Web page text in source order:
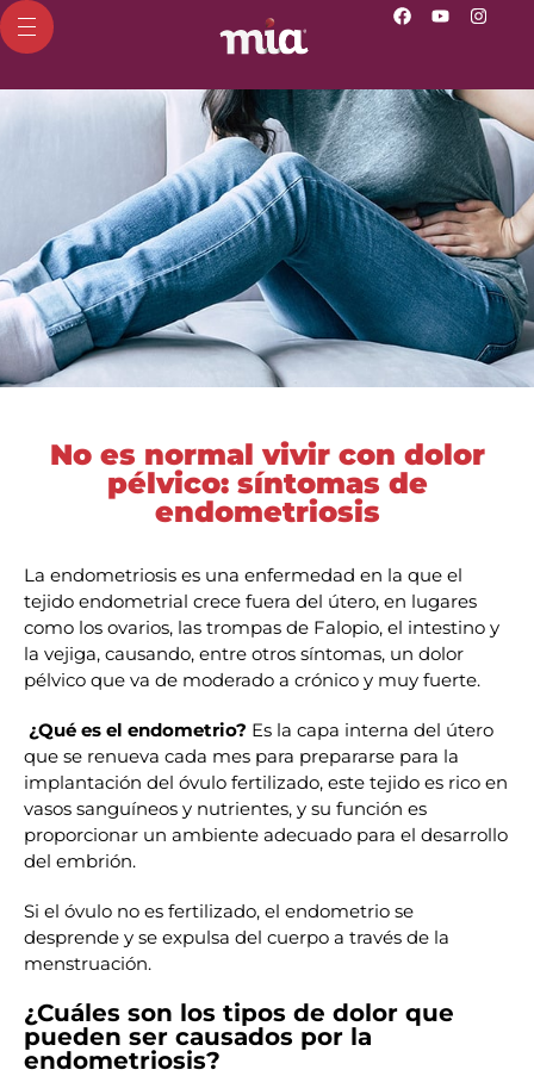
No es normal vivir con dolor
pélvico: síntomas de
endometriosis
La endometriosis es una enfermedad en la que el
tejido endometrial crece fuera del útero, en lugares
como los ovarios, las trompas de Falopio, el intestino y
la vejiga, causando, entre otros síntomas, un dolor
pélvico que va de moderado a crónico y muy fuerte.
¿Qué es el endometrio? Es la capa interna del útero
que se renueva cada mes para prepararse para la
implantación del óvulo fertilizado, este tejido es rico en
vasos sanguíneos y nutrientes, y su función es
proporcionar un ambiente adecuado para el desarrollo
del embrión.
Si el óvulo no es fertilizado, el endometrio se
desprende y se expulsa del cuerpo a través de la
menstruación.
¿Cuáles son los tipos de dolor que
pueden ser causados por la
endometriosis?